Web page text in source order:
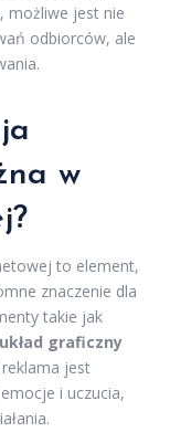
możliwe jest nie
odbiorców, ale
w
to element,
znaczenie dla
takie jak
układ graficzny
jest
i uczucia,